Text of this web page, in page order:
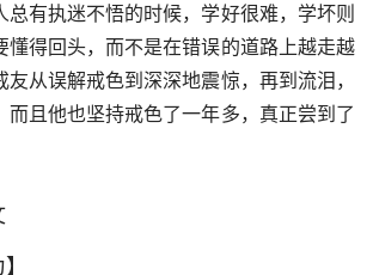
总有执迷不悟的时候，学好很难，学坏则
懂得回头，而不是在错误的道路上越走越
从误解戒色到深深地震惊，再到流泪，
而且他也坚持戒色了一年多，真正尝到了